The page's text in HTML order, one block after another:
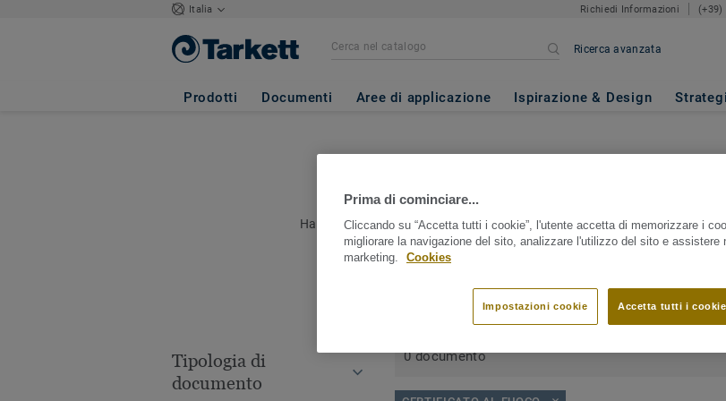
Italia Richiedi Informazioni (+39)
Ricerca avanzata
Prodotti Documenti Aree di applicazione Ispirazione & Design
Hai una richiesta specifica? Cerca il prodotto o il nome della collezione
Tipologia di
documento
0 documento
Prima di cominciare...
Cliccando su “Accetta tutti i cookie”, l'utente accetta di memorizzare i
migliorare la navigazione del sito, analizzare l'utilizzo del sito e assistere
marketing.
Cookies
Accetta tutti i cookie
Impostazioni cookie